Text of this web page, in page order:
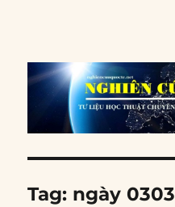
Tag: ngày 0303